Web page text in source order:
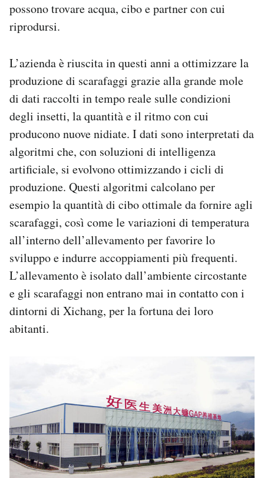
possono trovare acqua, cibo e partner con cui
riprodursi.
L’azienda è riuscita in questi anni a ottimizzare la
produzione di scarafaggi grazie alla grande mole
di dati raccolti in tempo reale sulle condizioni
degli insetti, la quantità e il ritmo con cui
producono nuove nidiate. I dati sono interpretati da
algoritmi che, con soluzioni di intelligenza
artificiale, si evolvono ottimizzando i cicli di
produzione. Questi algoritmi calcolano per
esempio la quantità di cibo ottimale da fornire agli
scarafaggi, così come le variazioni di temperatura
all’interno dell’allevamento per favorire lo
sviluppo e indurre accoppiamenti più frequenti.
L’allevamento è isolato dall’ambiente circostante
e gli scarafaggi non entrano mai in contatto con i
dintorni di Xichang, per la fortuna dei loro
abitanti.